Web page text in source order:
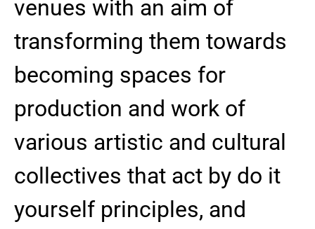
venues with an aim of
transforming them towards
becoming spaces for
production and work of
various artistic and cultural
collectives that act by do it
yourself principles, and